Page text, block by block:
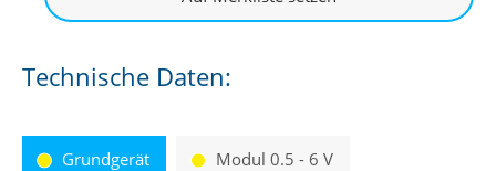
Technische Daten:
Grundgerät Modul 0.5 - 6 V